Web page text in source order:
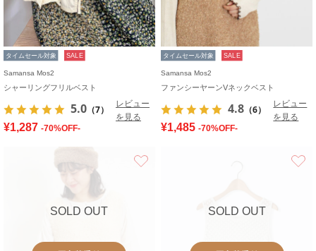
タイムセール対象 SALE
Samansa Mos2
シャーリングフリルベスト
5.0 （7）
レビュー
を見る
¥1,287 -70%OFF-
タイムセール対象 SALE
Samansa Mos2
ファンシーヤーンVネックベスト
4.8 （6）
レビュー
を見る
¥1,485 -70%OFF-
SOLD OUT SOLD OUT